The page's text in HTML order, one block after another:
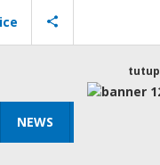
NEWS
tutup